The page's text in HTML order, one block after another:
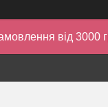
від 3000